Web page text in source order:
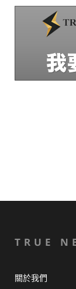
TRUE
關於我們